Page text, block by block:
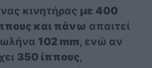
κινητήρας με 400
και πάνω απαιτεί
102 mm, ενώ αν
350 ίππους,